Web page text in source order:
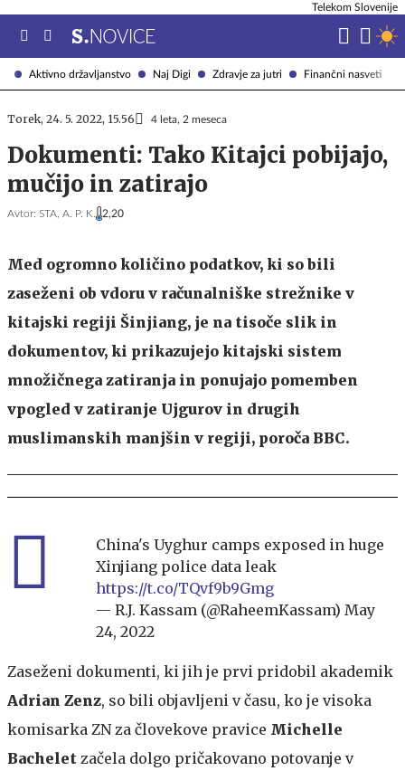
Aktivno državljanstvo Naj Digi Zdravje za jutri Finančni nasveti
Telekom Slovenije
Torek, 24. 5. 2022, 15.56 4 leta, 2 meseca
Dokumenti: Tako Kitajci pobijajo,
mučijo in zatirajo
Avtor: STA, A. P. K. 2,20
Med ogromno količino podatkov, ki so bili
zaseženi ob vdoru v računalniške strežnike v
kitajski regiji Šinjiang, je na tisoče slik in
dokumentov, ki prikazujejo kitajski sistem
množičnega zatiranja in ponujajo pomemben
vpogled v zatiranje Ujgurov in drugih
muslimanskih manjšin v regiji, poroča BBC.
China's Uyghur camps exposed in huge
Xinjiang police data leak
https://t.co/TQvf9b9Gmg
— R.J. Kassam (@RaheemKassam) May
24, 2022
Zaseženi dokumenti, ki jih je prvi pridobil akademik
Adrian Zenz, so bili objavljeni v času, ko je visoka
komisarka ZN za človekove pravice Michelle
Bachelet začela dolgo pričakovano potovanje v